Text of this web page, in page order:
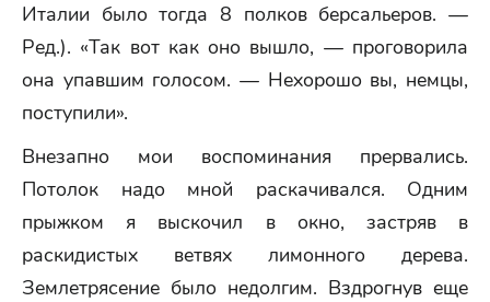
Италии было тогда 8 полков берсальеров. —
Ред.). «Так вот как оно вышло, — проговорила
она упавшим голосом. — Нехорошо вы, немцы,
поступили».
Внезапно мои воспоминания прервались.
Потолок надо мной раскачивался. Одним
прыжком я выскочил в окно, застряв в
раскидистых ветвях лимонного дерева.
Землетрясение было недолгим. Вздрогнув еще